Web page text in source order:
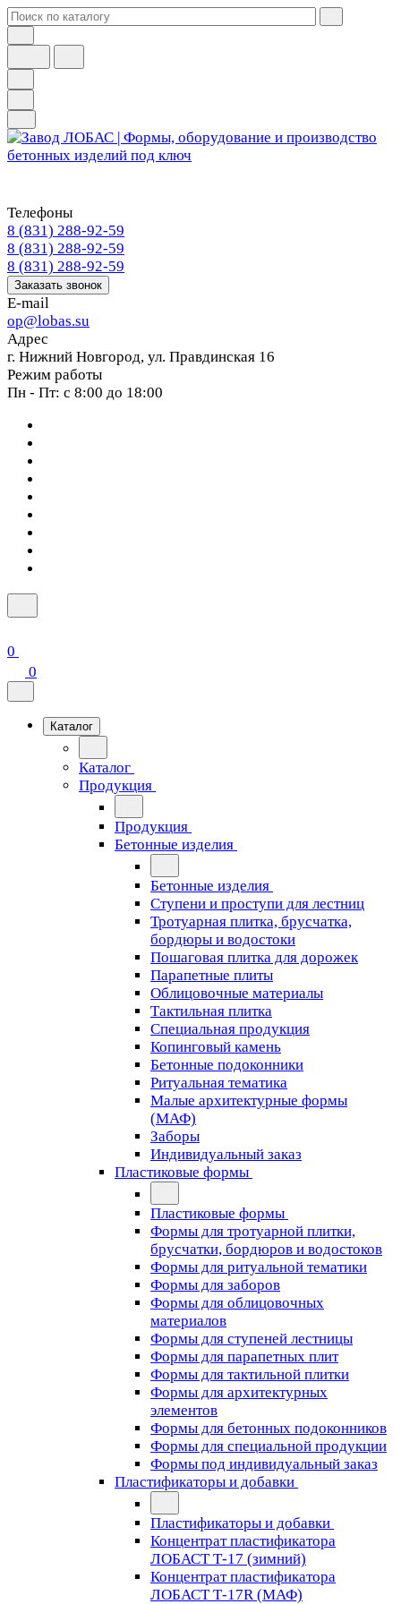
Телефоны
8 (831) 288-92-59
8 (831) 288-92-59
8 (831) 288-92-59
Заказать звонок
E-mail
op@lobas.su
Адрес
г. Нижний Новгород, ул. Правдинская 16
Режим работы
Пн - Пт: с 8:00 до 18:00
0
0
Каталог
Каталог
Продукция
Продукция
Бетонные изделия
Бетонные изделия
Ступени и проступи для лестниц
Тротуарная плитка, брусчатка,
бордюры и водостоки
Пошаговая плитка для дорожек
Парапетные плиты
Облицовочные материалы
Тактильная плитка
Специальная продукция
Копинговый камень
Бетонные подоконники
Ритуальная тематика
Малые архитектурные формы
(МАФ)
Заборы
Индивидуальный заказ
Пластиковые формы
Пластиковые формы
Формы для тротуарной плитки,
брусчатки, бордюров и водостоков
Формы для ритуальной тематики
Формы для заборов
Формы для облицовочных
материалов
Формы для ступеней лестницы
Формы для парапетных плит
Формы для тактильной плитки
Формы для архитектурных
элементов
Формы для бетонных подоконников
Формы для специальной продукции
Формы под индивидуальный заказ
Пластификаторы и добавки
Пластификаторы и добавки
Концентрат пластификатора
ЛОБАСТ Т-17 (зимний)
Концентрат пластификатора
ЛОБАСТ Т-17R (МАФ)